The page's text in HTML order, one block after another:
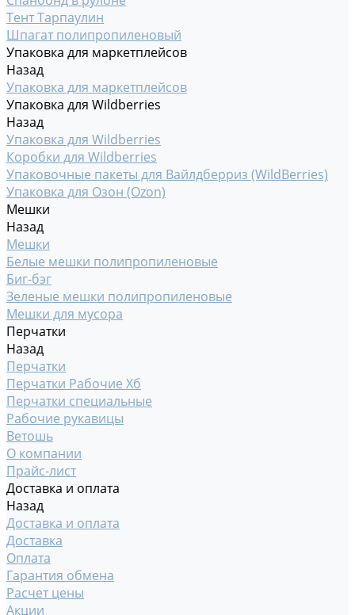
Тент Тарпаулин
Шпагат полипропиленовый
Упаковка для маркетплейсов
Назад
Упаковка для маркетплейсов
Упаковка для Wildberries
Назад
Упаковка для Wildberries
Коробки для Wildberries
Упаковочные пакеты для Вайлдберриз (WildBerries)
Упаковка для Озон (Ozon)
Мешки
Назад
Мешки
Белые мешки полипропиленовые
Биг-бэг
Зеленые мешки полипропиленовые
Мешки для мусора
Перчатки
Назад
Перчатки
Перчатки Рабочие Хб
Перчатки специальные
Рабочие рукавицы
Ветошь
О компании
Прайс-лист
Доставка и оплата
Назад
Доставка и оплата
Доставка
Оплата
Гарантия обмена
Расчет цены
Акции